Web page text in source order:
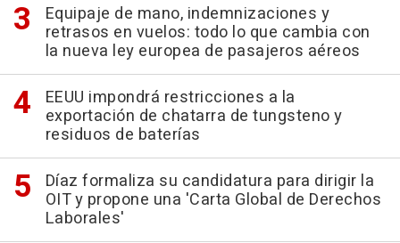
Equipaje de mano, indemnizaciones y
retrasos en vuelos: todo lo que cambia con
la nueva ley europea de pasajeros aéreos
EEUU impondrá restricciones a la
exportación de chatarra de tungsteno y
residuos de baterías
Díaz formaliza su candidatura para dirigir la
OIT y propone una 'Carta Global de Derechos
Laborales'